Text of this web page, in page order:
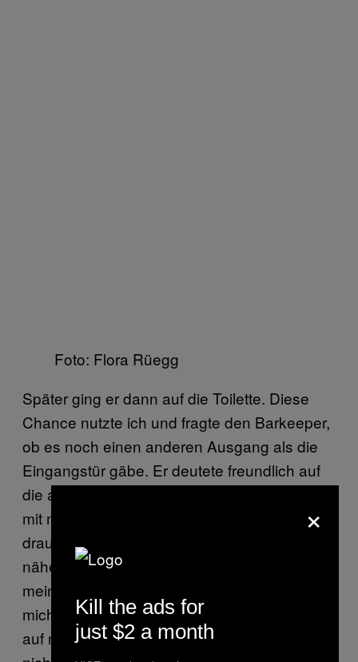
Foto: Flora Rüegg
Später ging er dann auf die Toilette. Diese
Chance nutzte ich und fragte den Barkeeper,
ob es noch einen anderen Ausgang als die
Eingangstür gäbe. Er deutete freundlich auf
die andere Seite des Raums und ich rannte
mit meinem Mantel in der Hand nach
draußen. Als ich mich der Bushaltestelle
näherte, hörte ich plötzlich, wie jemand
meinen Escort-Namen laut ausrief. Ich drehte
mich um und sah, wie der Typ aus der Bar
auf mich zu rannte und sagte, dass ich noch
×
Kill the ads for
just $2 a month